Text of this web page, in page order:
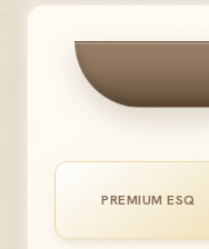
PREMIUM ESQ